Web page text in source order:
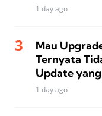
1 day ago
Mau
Ternyata
Update yang
1 day ago